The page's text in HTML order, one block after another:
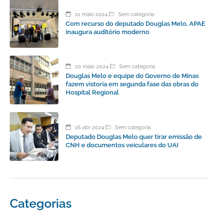
21 maio 2024 Sem categoria
Com recurso do deputado Douglas Melo, APAE
inaugura auditório moderno
20 maio 2024 Sem categoria
Douglas Melo e equipe do Governo de Minas
fazem vistoria em segunda fase das obras do
Hospital Regional
16 abr 2024 Sem categoria
Deputado Douglas Melo quer tirar emissão de
CNH e documentos veiculares do UAI
Categorias